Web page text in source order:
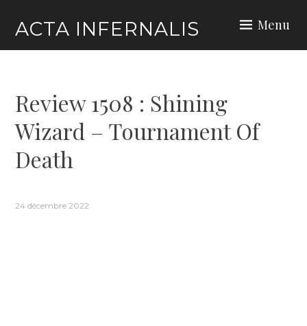
content
ACTA INFERNALIS Menu
Review 1508 : Shining
Wizard – Tournament Of
Death
24 décembre 2022